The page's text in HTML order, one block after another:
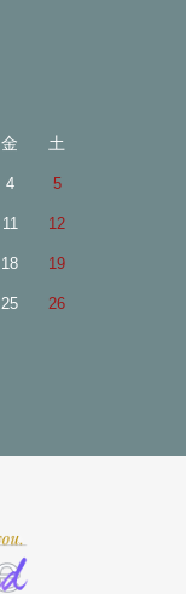
金 土
4 5
11 12
18 19
25 26